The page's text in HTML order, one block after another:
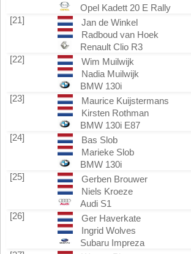
Opel Kadett 20 E Rally
[21]
Jan de Winkel
Radboud van Hoek
Renault Clio R3
[22]
Wim Muilwijk
Nadia Muilwijk
BMW 130i
[23]
Maurice Kuijstermans
Kirsten Rothman
BMW 130i E87
[24]
Bas Slob
Marieke Slob
BMW 130i
[25]
Gerben Brouwer
Niels Kroeze
Audi S1
[26]
Ger Haverkate
Ingrid Wolves
Subaru Impreza